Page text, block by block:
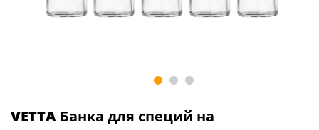
VETTA Банка для специй на